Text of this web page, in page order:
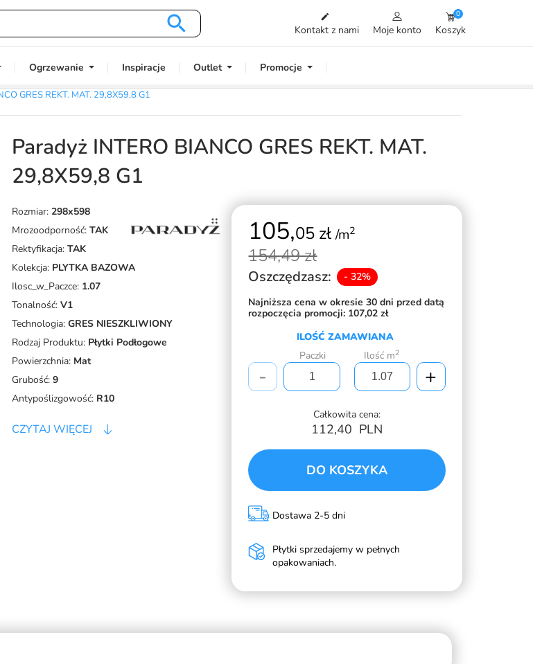
 
Kontakt z nami Moje konto Koszyk
0
Ogrzewanie Inspiracje Outlet Promocje
GRES REKT. MAT. 29,8X59,8 G1
Paradyż INTERO BIANCO GRES REKT. MAT.
29,8X59,8 G1
Rozmiar: 298x598
Mrozoodporność: TAK
Rektyfikacja: TAK
Kolekcja: PLYTKA BAZOWA
Ilosc_w_Paczce: 1.07
Tonalność: V1
Technologia: GRES NIESZKLIWIONY
Rodzaj Produktu: Płytki Podłogowe
Powierzchnia: Mat
Grubość: 9
Antypoślizgowość: R10
CZYTAJ WIĘCEJ
105,05 zł/m2
154,49 zł
Oszczędzasz:
- 32%
Najniższa cena w okresie 30 dni przed datą
rozpoczęcia promocji: 107,02 zł
ILOŚĆ ZAMAWIANA
Paczki
Ilość m2
- +
Całkowita cena:
112,40 PLN
DO KOSZYKA
Dostawa 2-5 dni
Płytki sprzedajemy w pełnych
opakowaniach.